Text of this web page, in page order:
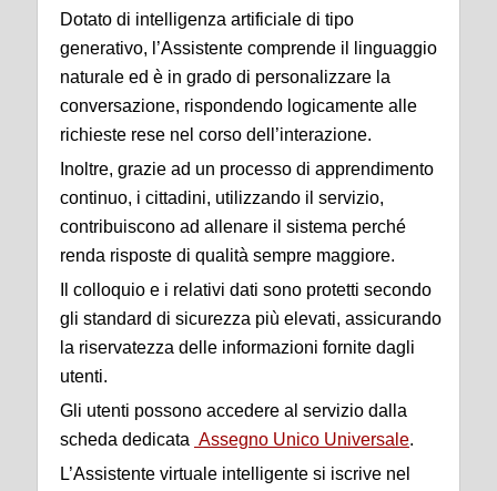
Dotato di intelligenza artificiale di tipo
generativo, l’Assistente comprende il linguaggio
naturale ed è in grado di personalizzare la
conversazione, rispondendo logicamente alle
richieste rese nel corso dell’interazione.
Inoltre, grazie ad un processo di apprendimento
continuo, i cittadini, utilizzando il servizio,
contribuiscono ad allenare il sistema perché
renda risposte di qualità sempre maggiore.
Il colloquio e i relativi dati sono protetti secondo
gli standard di sicurezza più elevati, assicurando
la riservatezza delle informazioni fornite dagli
utenti.
Gli utenti possono accedere al servizio dalla
scheda dedicata Assegno Unico Universale.
L’Assistente virtuale intelligente si iscrive nel